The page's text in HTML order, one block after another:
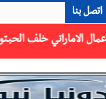
اتصل بنا